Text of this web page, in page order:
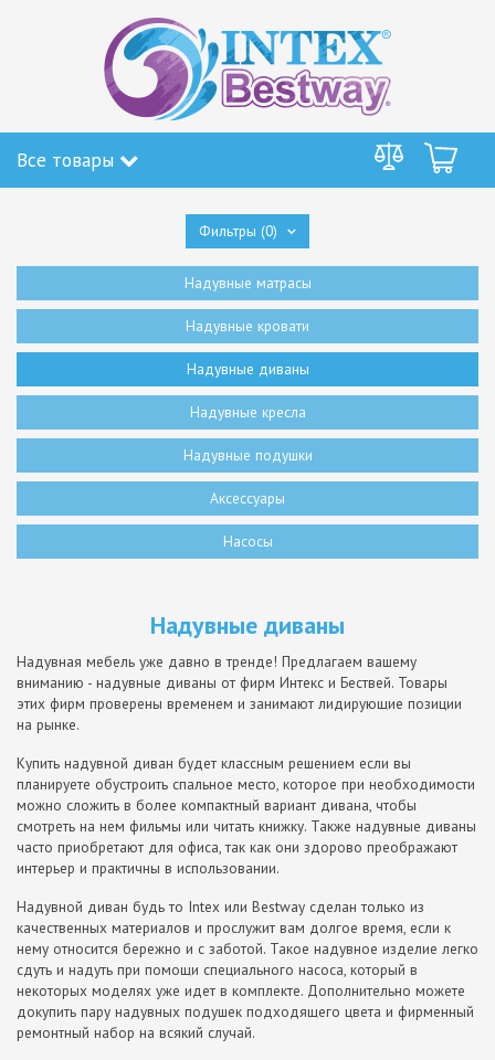
Все товары
Фильтры (0)
Надувные матрасы
Надувные кровати
Надувные диваны
Надувные кресла
Надувные подушки
Аксессуары
Насосы
Надувные диваны
Надувная мебель уже давно в тренде! Предлагаем вашему
вниманию - надувные диваны от фирм Интекс и Бествей. Товары
этих фирм проверены временем и занимают лидирующие позиции
на рынке.
Купить надувной диван будет классным решением если вы
планируете обустроить спальное место, которое при необходимости
можно сложить в более компактный вариант дивана, чтобы
смотреть на нем фильмы или читать книжку. Также надувные диваны
часто приобретают для офиса, так как они здорово преображают
интерьер и практичны в использовании.
Надувной диван будь то Intex или Bestway сделан только из
качественных материалов и прослужит вам долгое время, если к
нему относится бережно и с заботой. Такое надувное изделие легко
сдуть и надуть при помощи специального насоса, который в
некоторых моделях уже идет в комплекте. Дополнительно можете
докупить пару надувных подушек подходящего цвета и фирменный
ремонтный набор на всякий случай.